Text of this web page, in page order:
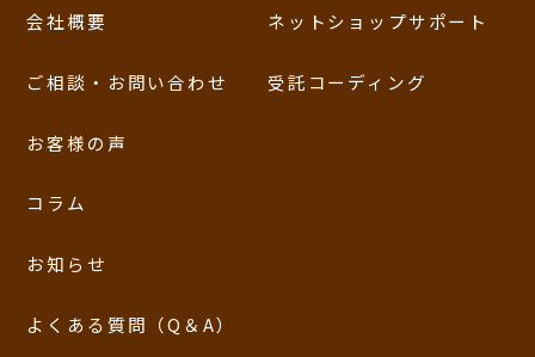
会社概要
ご相談・お問い合わせ
ネットショップサポート
受託コーディング
お客様の声
コラム
お知らせ
よくある質問（Q＆A）